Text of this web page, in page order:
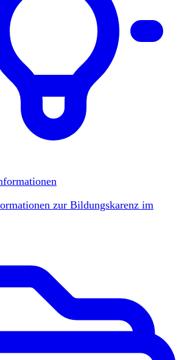
zur Bildungskarenz im